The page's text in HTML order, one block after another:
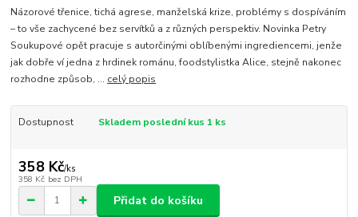
Názorové třenice, tichá agrese, manželská krize, problémy s dospíváním
– to vše zachycené bez servítků a z různých perspektiv. Novinka Petry
Soukupové opět pracuje s autorčinými oblíbenými ingrediencemi, jenže
jak dobře ví jedna z hrdinek románu, foodstylistka Alice, stejně nakonec
rozhodne způsob, ... celý popis
Dostupnost Skladem poslední kus 1 ks
358 Kč/ks
358 Kč bez DPH
Přidat do košíku